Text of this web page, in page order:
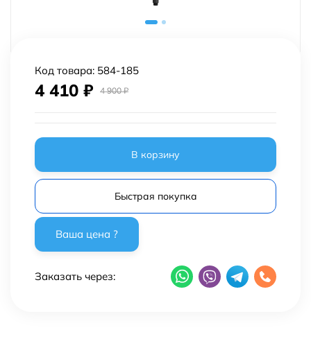
Код товара: 584-185
4 410 ₽ 4 900₽
В корзину
Быстрая покупка
Заказать через: